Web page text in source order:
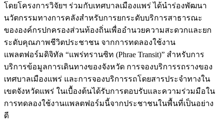
โดยโครงการวิจัยฯ ร่วมกับเทศบาลเมืองแพร่ ได้นำร่องพัฒนา
นวัตกรรมทางการคลังสำหรับการยกระดับบริการสาธารณะ
ขององค์กรปกครองส่วนท้องถิ่นเพื่ออำนวยความสะดวกและยก
ระดับคุณภาพชีวิตประชาชน จากการทดลองใช้งาน
แพลตฟอร์มดิจิทัล “แพร่ทรานซิท (Phrae Transit)” สำหรับการ
บริการข้อมูลการเดินทางของจังหวัด การจองบริการรถรางของ
เทศบาลเมืองแพร่ และการจองบริการรถโดยสารประจำทางใน
เขตจังหวัดแพร่ ในเบื้องต้นได้รับการตอบรับและความร่วมมือใน
การทดลองใช้งานแพลตฟอร์มนี้จากประชาชนในพื้นที่เป็นอย่าง
ดี